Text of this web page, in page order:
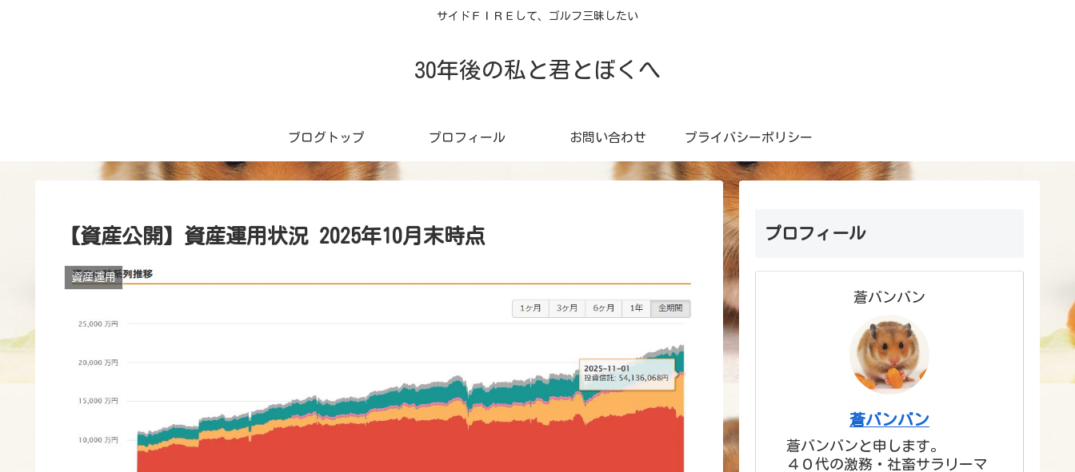
サイドＦＩＲＥして、ゴルフ三昧したい
30年後の私と君とぼくへ
ブログトップ プロフィール お問い合わせ プライバシーポリシー
【資産公開】資産運用状況 2025年10月末時点
資産運用
プロフィール
蒼バンバン
蒼バンバン
蒼バンバンと申します。
４０代の激務・社畜サラリーマ